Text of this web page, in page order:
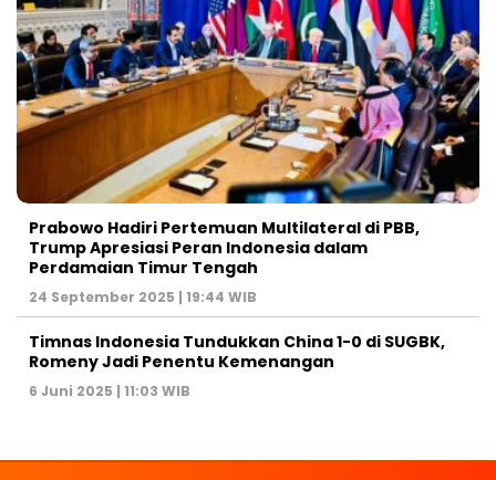
Prabowo Hadiri Pertemuan Multilateral di PBB,
Trump Apresiasi Peran Indonesia dalam
Perdamaian Timur Tengah
24 September 2025 | 19:44 WIB
Timnas Indonesia Tundukkan China 1-0 di SUGBK,
Romeny Jadi Penentu Kemenangan
6 Juni 2025 | 11:03 WIB